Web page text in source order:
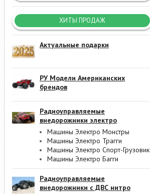
ХИТЫ ПРОДАЖ
Актуальные подарки
РУ Модели Американских
брендов
Радиоуправляемые
внедорожники электро
Машины Электро Монстры
Машины Электро Трагги
Машины Электро Спорт-Грузовик
Машины Электро Багги
Радиоуправляемые
внедорожники с ДВС нитро